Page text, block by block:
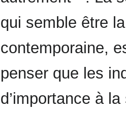
qui semble être
contemporaine,
penser que les
d’importance à